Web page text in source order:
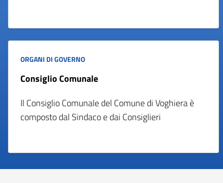
ORGANI DI GOVERNO
Consiglio Comunale
Il Consiglio Comunale del Comune di Voghiera è
composto dal Sindaco e dai Consiglieri